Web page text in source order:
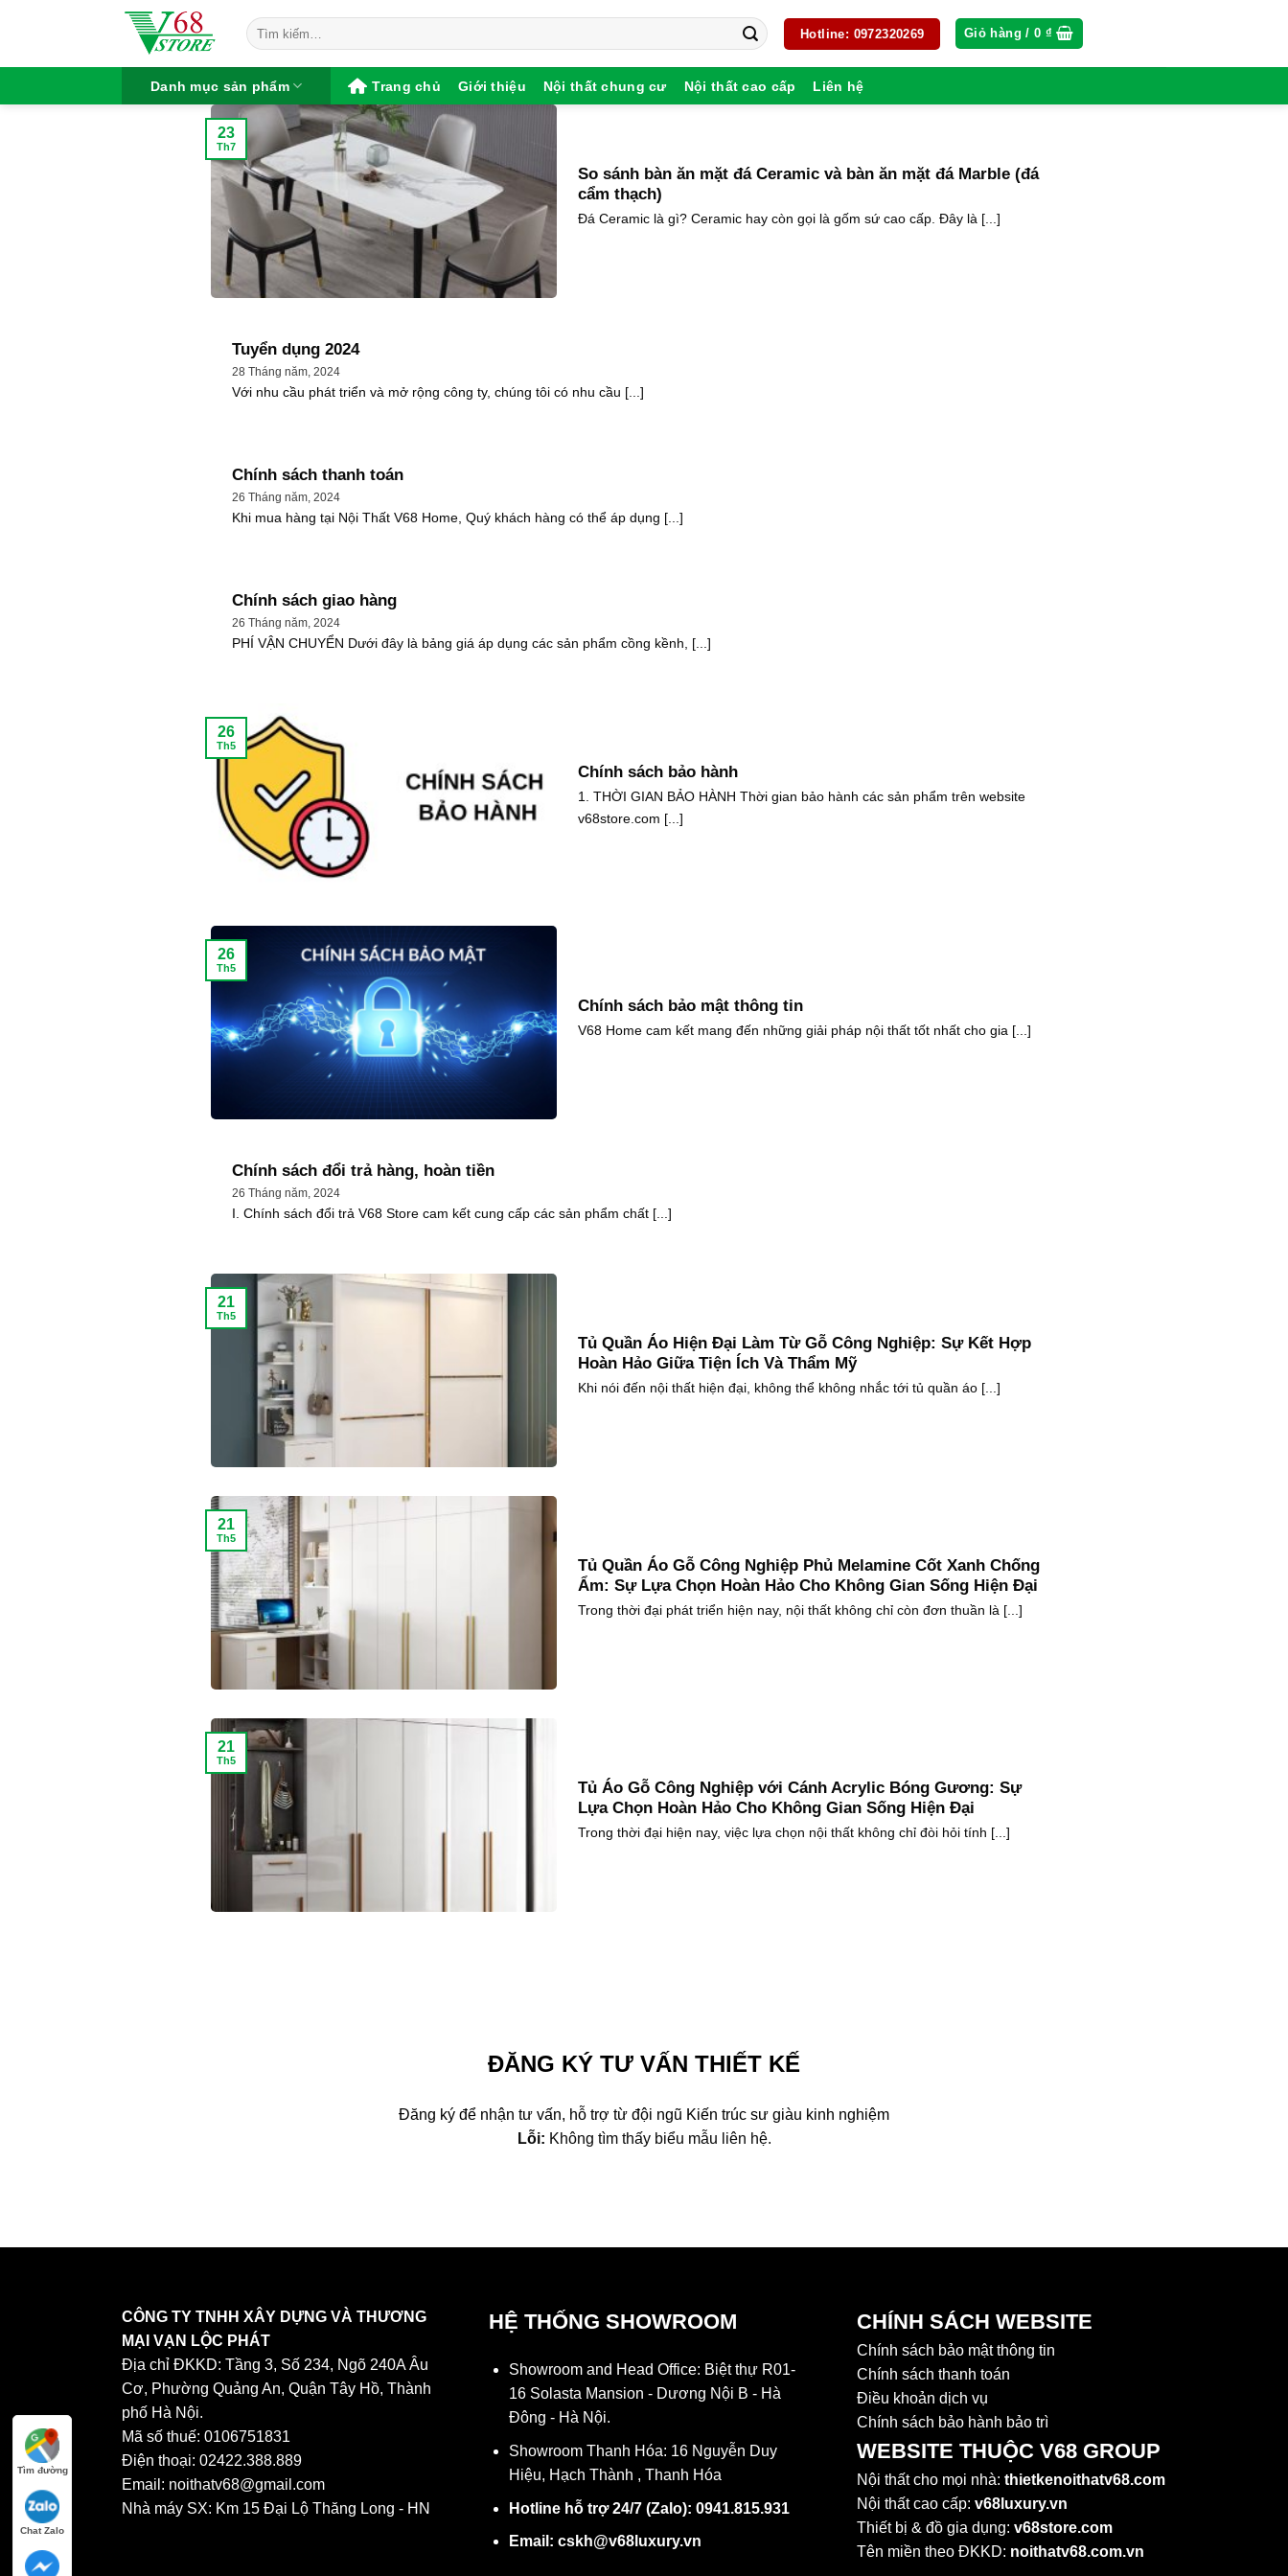
Tìm
kiếm:
Hotline: 0972320269 Giỏ hàng /0 ₫
Danh mục sản phẩm Trang chủ Giới thiệu Nội thất chung cư Nội thất cao cấp Liên hệ
So sánh bàn ăn mặt đá Ceramic và bàn ăn mặt đá Marble (đá
cẩm thạch)
Đá Ceramic là gì? Ceramic hay còn gọi là gốm sứ cao cấp. Đây là [...]
23
Th7
Tuyển dụng 2024
28 Tháng năm, 2024
Với nhu cầu phát triển và mở rộng công ty, chúng tôi có nhu cầu [...]
Chính sách thanh toán
26 Tháng năm, 2024
Khi mua hàng tại Nội Thất V68 Home, Quý khách hàng có thể áp dụng [...]
Chính sách giao hàng
26 Tháng năm, 2024
PHÍ VẬN CHUYỂN Dưới đây là bảng giá áp dụng các sản phẩm cồng kềnh, [...]
Chính sách bảo hành
1. THỜI GIAN BẢO HÀNH Thời gian bảo hành các sản phẩm trên website
v68store.com [...]
26
Th5
Chính sách bảo mật thông tin
V68 Home cam kết mang đến những giải pháp nội thất tốt nhất cho gia [...]
26
Th5
Chính sách đổi trả hàng, hoàn tiền
26 Tháng năm, 2024
I. Chính sách đổi trả V68 Store cam kết cung cấp các sản phẩm chất [...]
Tủ Quần Áo Hiện Đại Làm Từ Gỗ Công Nghiệp: Sự Kết Hợp
Hoàn Hảo Giữa Tiện Ích Và Thẩm Mỹ
Khi nói đến nội thất hiện đại, không thể không nhắc tới tủ quần áo [...]
21
Th5
Tủ Quần Áo Gỗ Công Nghiệp Phủ Melamine Cốt Xanh Chống
Ẩm: Sự Lựa Chọn Hoàn Hảo Cho Không Gian Sống Hiện Đại
Trong thời đại phát triển hiện nay, nội thất không chỉ còn đơn thuần là [...]
21
Th5
Tủ Áo Gỗ Công Nghiệp với Cánh Acrylic Bóng Gương: Sự
Lựa Chọn Hoàn Hảo Cho Không Gian Sống Hiện Đại
Trong thời đại hiện nay, việc lựa chọn nội thất không chỉ đòi hỏi tính [...]
21
Th5
ĐĂNG KÝ TƯ VẤN THIẾT KẾ
Đăng ký để nhận tư vấn, hỗ trợ từ đội ngũ Kiến trúc sư giàu kinh nghiệm
Lỗi: Không tìm thấy biểu mẫu liên hệ.
CÔNG TY TNHH XÂY DỰNG VÀ THƯƠNG
MẠI VẠN LỘC PHÁT
Địa chỉ ĐKKD: Tầng 3, Số 234, Ngõ 240A Âu
Cơ, Phường Quảng An, Quận Tây Hồ, Thành
phố Hà Nội.
Mã số thuế: 0106751831
Điện thoại: 02422.388.889
Email: noithatv68@gmail.com
Nhà máy SX: Km 15 Đại Lộ Thăng Long - HN
HỆ THỐNG SHOWROOM
Showroom and Head Office: Biệt thự R01-
16 Solasta Mansion - Dương Nội B - Hà
Đông - Hà Nội.
Showroom Thanh Hóa: 16 Nguyễn Duy
Hiệu, Hạch Thành , Thanh Hóa
Hotline hỗ trợ 24/7 (Zalo): 0941.815.931
Email: cskh@v68luxury.vn
CHÍNH SÁCH WEBSITE
Chính sách bảo mật thông tin
Chính sách thanh toán
Điều khoản dịch vụ
Chính sách bảo hành bảo trì
WEBSITE THUỘC V68 GROUP
Nội thất cho mọi nhà: thietkenoithatv68.com
Nội thất cao cấp: v68luxury.vn
Thiết bị & đồ gia dụng: v68store.com
Tên miền theo ĐKKD: noithatv68.com.vn
Tìm đường
Chat Zalo